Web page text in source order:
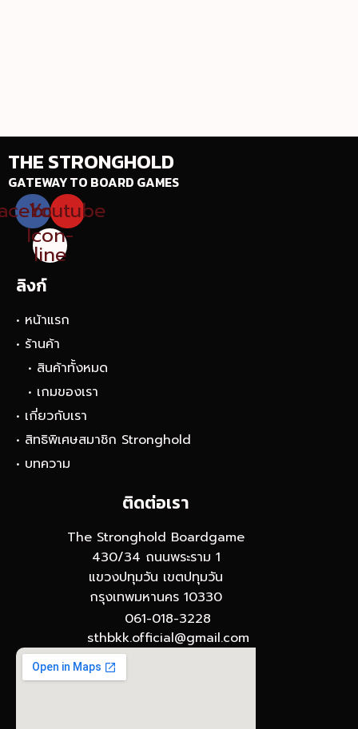
THE STRONGHOLD
GATEWAY TO BOARD GAMES
Youtube
Icon-
line
ลิงก์
• หน้าแรก
• ร้านค้า
• สินค้าทั้งหมด
• เกมของเรา
• เกี่ยวกับเรา
• สิทธิพิเศษสมาชิก Stronghold
• บทความ
ติดต่อเรา
The Stronghold Boardgame
430/34 ถนนพระราม 1
แขวงปทุมวัน เขตปทุมวัน
กรุงเทพมหานคร 10330
061-018-3228
sthbkk.official@gmail.com